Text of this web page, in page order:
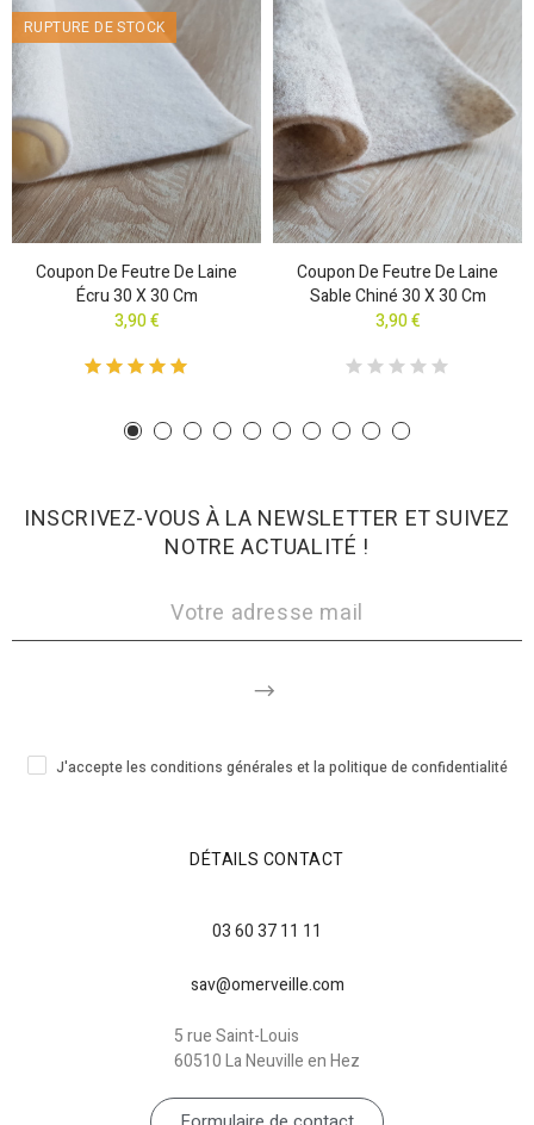
RUPTURE DE STOCK
Coupon De Feutre De Laine
Écru 30 X 30 Cm
3,90 €
Coupon De Feutre De Laine
Sable Chiné 30 X 30 Cm
3,90 €
INSCRIVEZ-VOUS À LA NEWSLETTER ET SUIVEZ
NOTRE ACTUALITÉ !
J'accepte les conditions générales et la politique de confidentialité
DÉTAILS CONTACT
03 60 37 11 11
sav@omerveille.com
5 rue Saint-Louis
60510 La Neuville en Hez